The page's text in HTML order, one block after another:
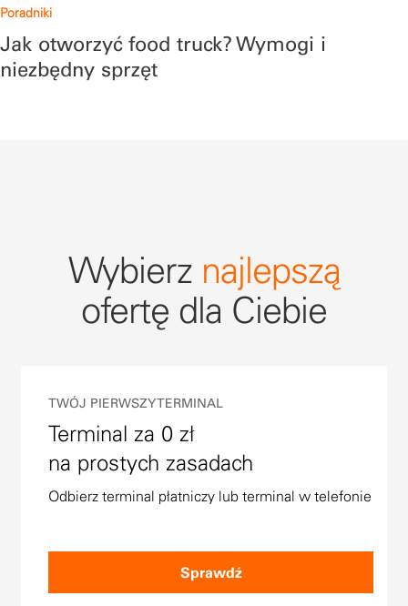
Poradniki
Jak otworzyć food truck? Wymogi i
niezbędny sprzęt
Wybierz najlepszą
ofertę dla Ciebie
TWÓJ PIERWSZY TERMINAL
Terminal za 0 zł
na prostych zasadach
Odbierz terminal płatniczy lub terminal w telefonie
Sprawdź